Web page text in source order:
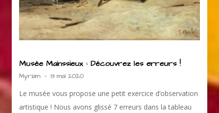
Musée Mainssieux : Découvrez les erreurs !
Myriam - 13 mai 2020
Le musée vous propose une petit exercice d’observation
artistique ! Nous avons glissé 7 erreurs dans la tableau